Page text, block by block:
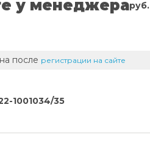
у менеджераруб.
после регистрации на сайте
1001034/35